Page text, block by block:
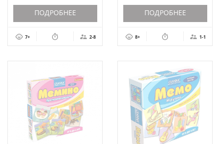
ПОДРОБНЕЕ
7+ 2-8
ПОДРОБНЕЕ
8+ 1-1